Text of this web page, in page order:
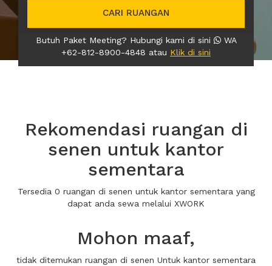
CARI RUANGAN
Butuh Paket Meeting? Hubungi kami di sini
WA
+62-812-8900-4848 atau Klik di sini
Rekomendasi ruangan di
senen untuk kantor
sementara
Tersedia 0 ruangan di senen untuk kantor sementara yang
dapat anda sewa melalui XWORK
Mohon maaf,
tidak ditemukan ruangan di senen Untuk kantor sementara